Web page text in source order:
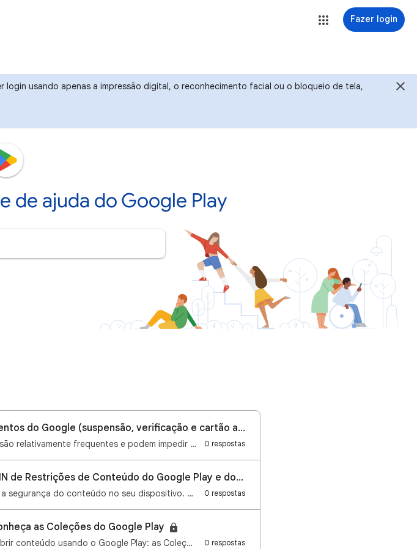
Fazer login
login usando apenas a impressão digital, o reconhecimento facial ou o bloqueio de tela,
de ajuda do Google Play
Como corrigir problemas no perfil de pagamentos do Google (suspensão, verificação e cartão antigo)
Olá, pessoal! Problemas no perfil para pagamentos são relativamente frequentes e podem impedir compr… 0 respostas
Sua segurança, simplificada: integração do PIN de Restrições de Conteúdo do Google Play e do Android
Estamos simplificando a forma como você gerencia a segurança do conteúdo no seu dispositivo. A parti… 0 respostas
as Coleções do Google Play
Agora temos uma nova e excelente forma de descobrir conteúdo usando o Google Play: as Coleções! O qu… 0 respostas